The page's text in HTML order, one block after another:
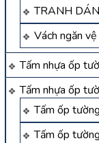
TRANH
Vách ngăn
Tấm nhựa ốp
Tấm nhựa ốp
Tấm ốp
Tấm ốp